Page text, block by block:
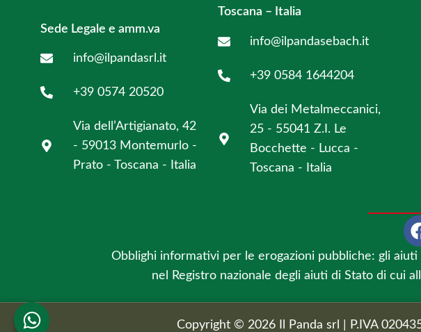
Sede Legale e amm.va
info@ilpandasrl.it
+39 0574 20520
Via dell’Artigianato, 42
- 59013 Montemurlo -
Prato - Toscana - Italia
Toscana – Italia
info@ilpandasebach.it
+39 0584 1644204
Via dei Metalmeccanici,
25 - 55041 Z.I. Le
Bocchette - Lucca -
Toscana - Italia
Obblighi informativi per le erogazioni pubbliche: gli
nel Registro nazionale degli aiuti di Stato di cui
Copyright © 2026 Il Panda srl | P.IVA